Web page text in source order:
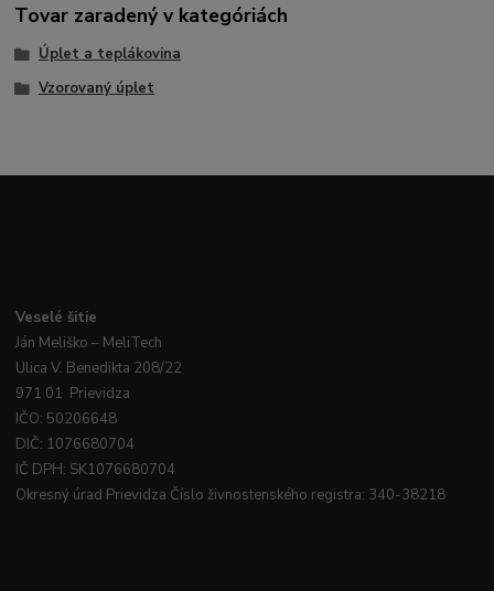
Tovar zaradený v kategóriách
Úplet a teplákovina
Vzorovaný úplet
Veselé šitie
Ján Meliško – MeliTech
Ulica V. Benedikta 208/22
971 01 Prievidza
IČO: 50206648
DIČ: 1076680704
IČ DPH: SK1076680704
Okresný úrad Prievidza Číslo živnostenského registra: 340-38218